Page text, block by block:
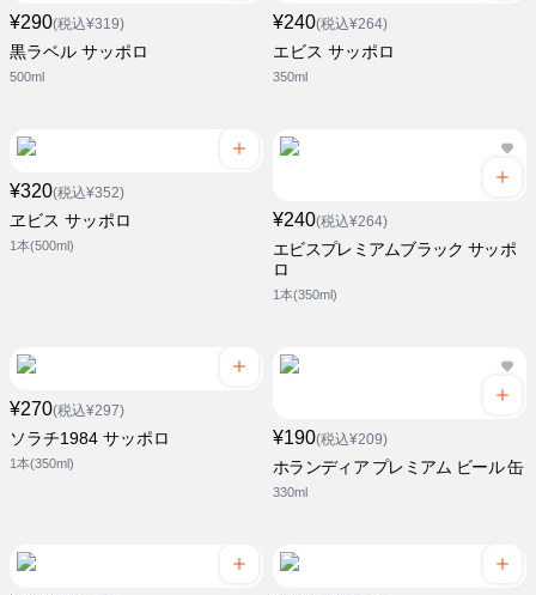
¥290(税込¥319)
黒ラベル サッポロ
500ml
¥240(税込¥264)
エビス サッポロ
350ml
¥320(税込¥352)
ヱビス サッポロ
1本(500ml)
¥240(税込¥264)
エビスプレミアムブラック サッポ
ロ
1本(350ml)
¥270(税込¥297)
ソラチ1984 サッポロ
1本(350ml)
¥190(税込¥209)
ホランディア プレミアム ビール 缶
330ml